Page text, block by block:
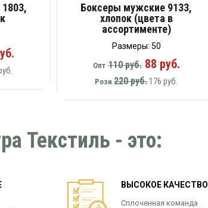
Боксеры мужские 9133,
хлопок (цвета в
ассортименте)
Размеры: 50
Опт 110 руб.88 руб.
Розн 220 руб. 176 руб.
Текстиль - это:
ВЫСОКОЕ КАЧЕСТВО
Сплоченная команда